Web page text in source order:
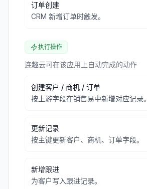
订单创建
CRM 新增订单时触发。
执行操作
连趣云可在该应用上自动完成的动作
创建客户 / 商机 / 订单
按上游字段在销售易中新增对应记录。
更新记录
按主键更新客户、商机、订单字段。
新增跟进
为客户写入跟进记录。